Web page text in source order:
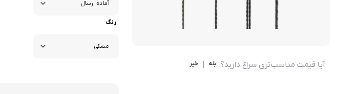
جــــــــــــــعـــــــبـه بــــــــــــــــاز
آیا قیمت مناسب‌تری سراغ دارید؟ بله خیر
رنگ